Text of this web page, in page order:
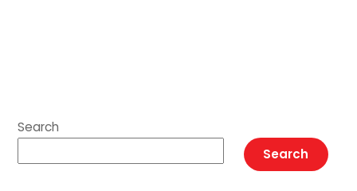
Search
Search